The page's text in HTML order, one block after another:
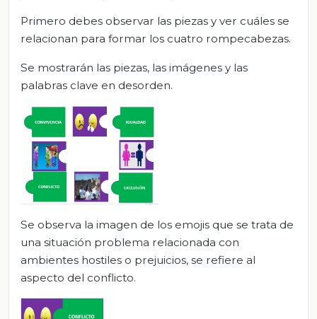
Primero debes observar las piezas y ver cuáles se
relacionan para formar los cuatro rompecabezas.
Se mostrarán las piezas, las imágenes y las
palabras clave en desorden.
Se observa la imagen de los emojis que se trata de
una situación problema relacionada con
ambientes hostiles o prejuicios, se refiere al
aspecto del conflicto.